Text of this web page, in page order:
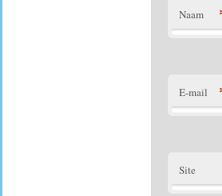
Naam
E-mail
Site